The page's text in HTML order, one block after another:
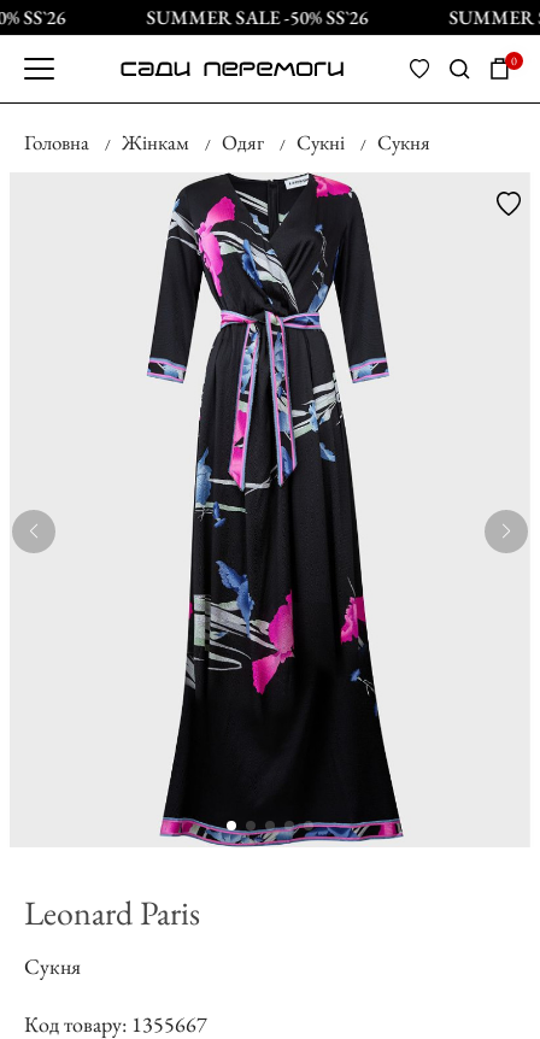
SS`26 SUMMER SALE -50% SS`26 SUMMER
0
Головна Жінкам Одяг Сукні Сукня
Leonard Paris
Сукня
Код товару: 1355667